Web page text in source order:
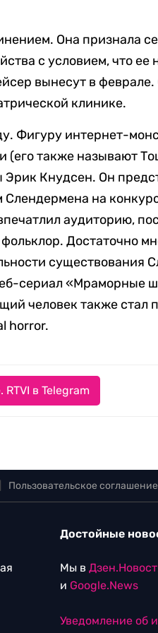
Она признала
с условием, что ее
вынесут в
клинике.
Фигуру интернет-
(его также называют
Кнудсен. Он
Слендермена на
аудиторию,
Достаточно
существования
сериал «Мраморные
человек также стал
horror.
в Telegram
Пользовательское соглашение
Достойные
Мы в
и Google.News
Уведомление об